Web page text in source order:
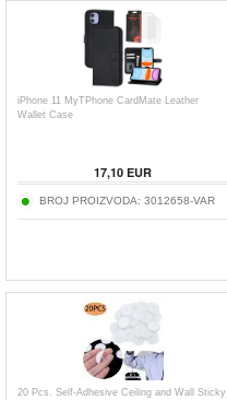
iPhone 11 MyTPhone CardMate Leather
Wallet Case
17,10EUR
BROJ PROIZVODA: 3012658-VAR
20 Pcs. Self-Adhesive Ceiling and Wall Sticky